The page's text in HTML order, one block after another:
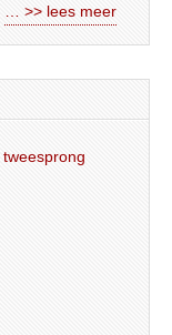
… >> lees meer
een tweesprong